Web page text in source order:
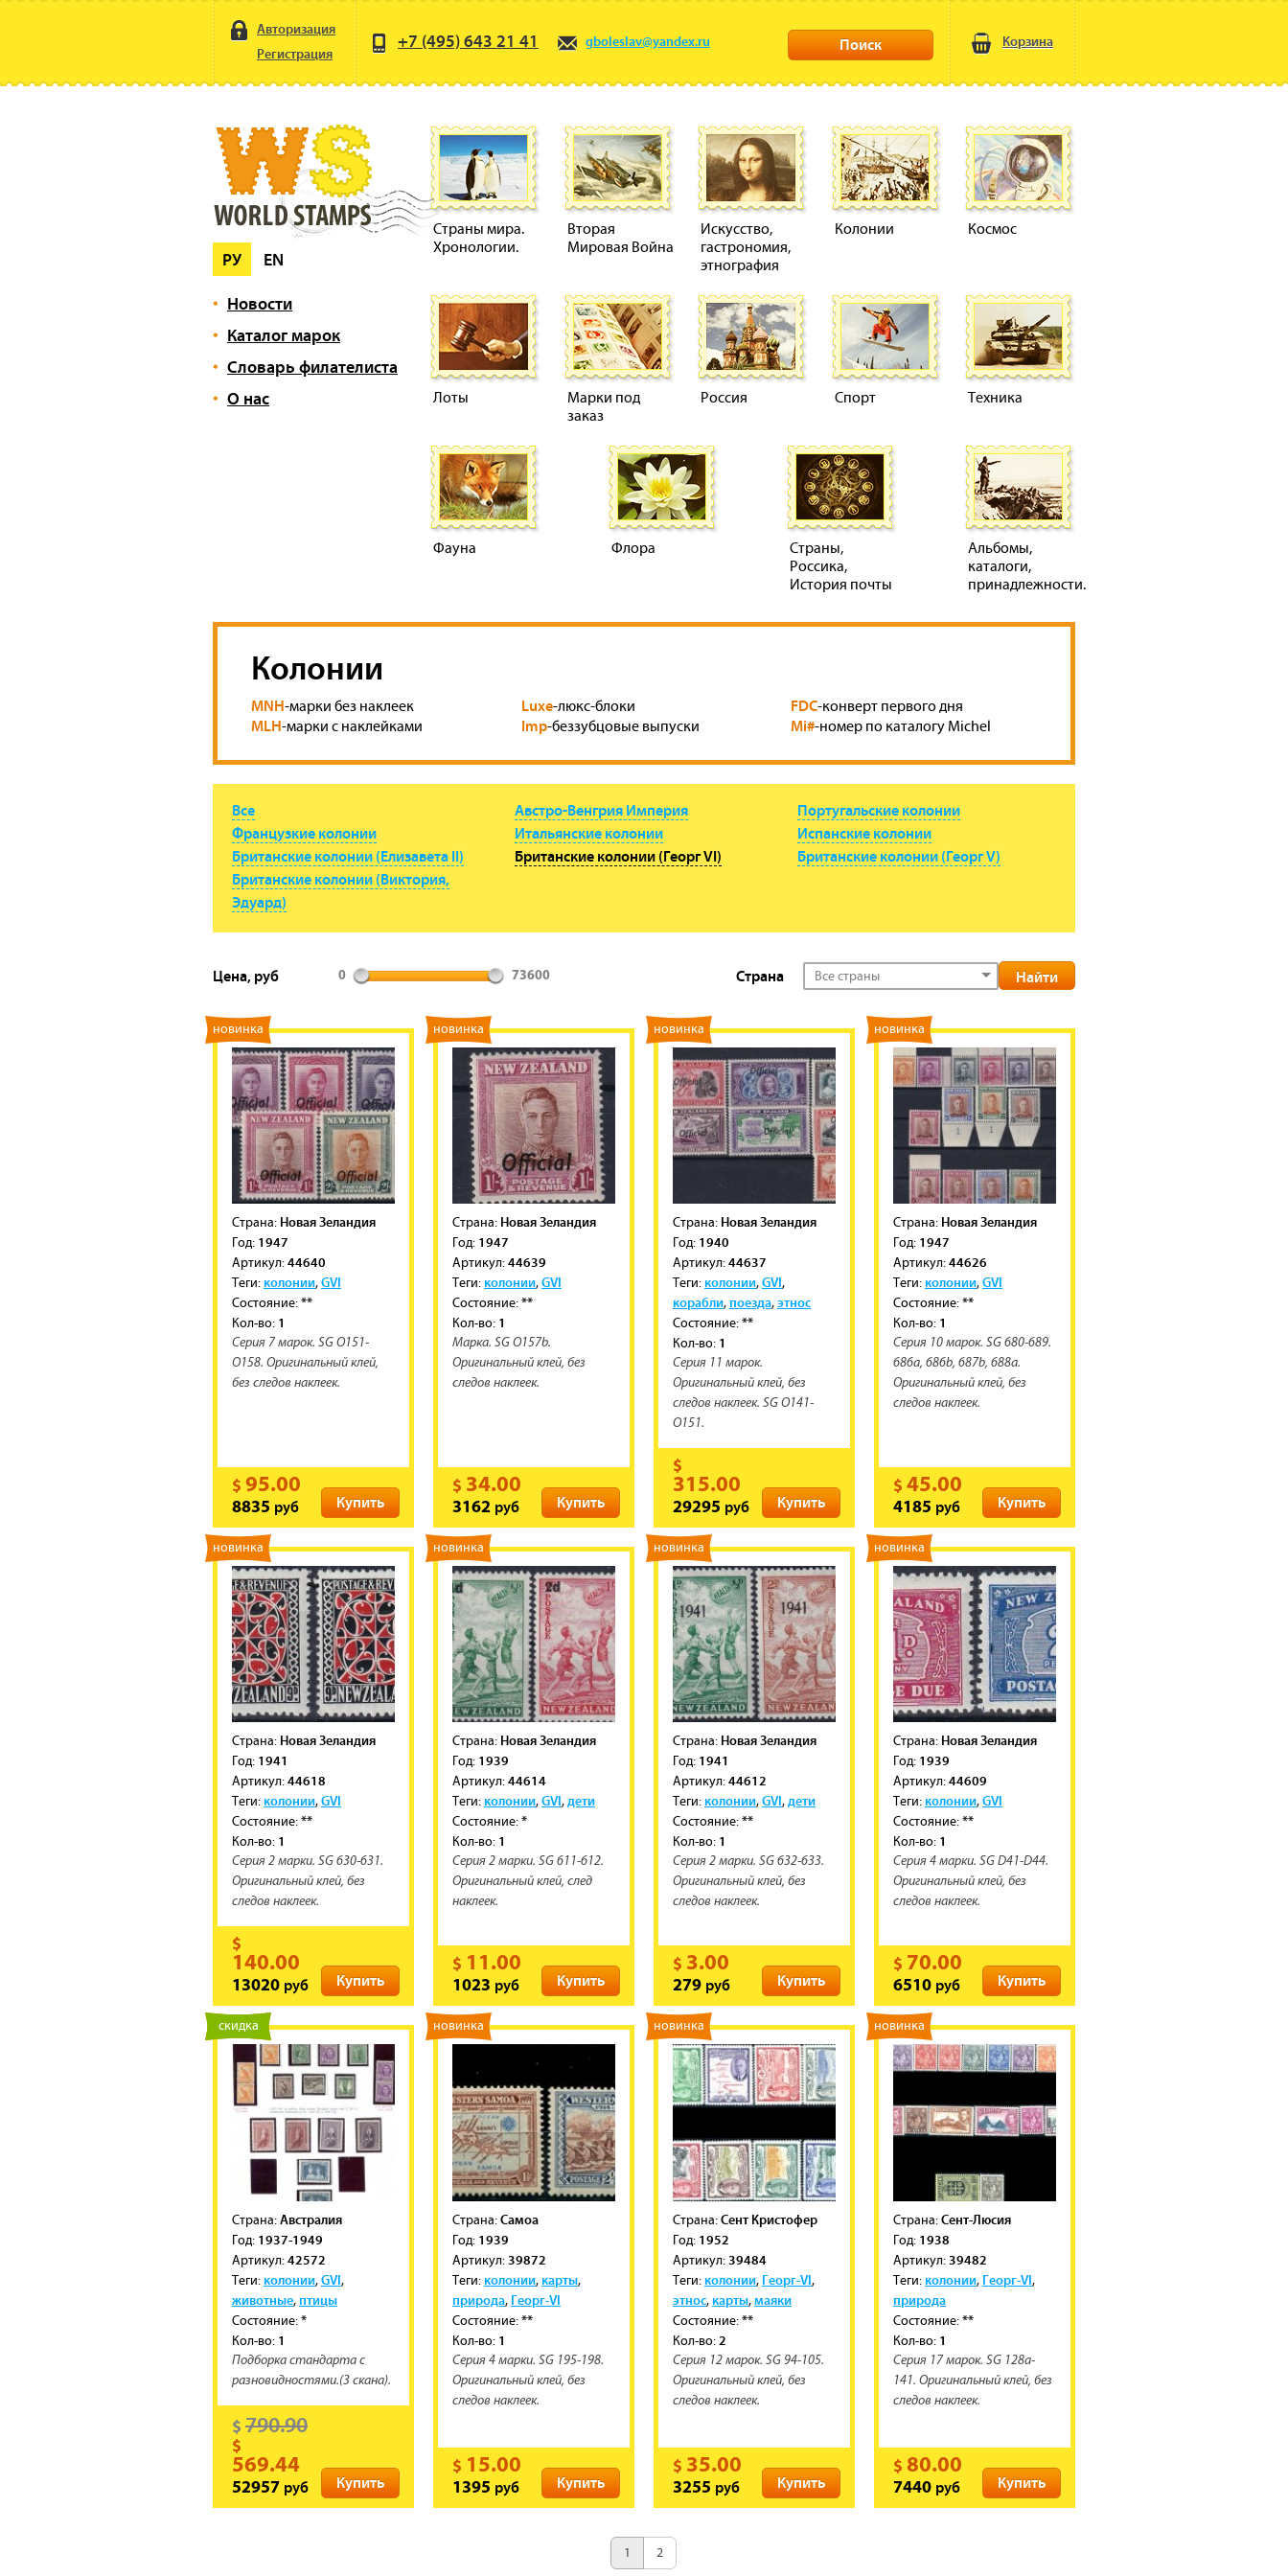
Корзина
Авторизация
Регистрация
+7 (495) 643 21 41 gboleslav@yandex.ru Поиск
РУ
EN
Новости
Каталог марок
Словарь филателиста
О нас
Страны мира.
Хронологии.
Вторая
Мировая Война
Искусство,
гастрономия,
этнография
Колонии Космос
Лоты
Марки под
заказ
Россия Спорт Техника
Фауна Флора
Страны,
Россика,
История почты
Альбомы,
каталоги,
принадлежности.
Колонии
MNH-марки без наклеек Luxe-люкс-блоки FDC-конверт первого дня
MLH-марки с наклейками Imp-беззубцовые выпуски Mi#-номер по каталогу Michel
Все Австро-Венгрия Империя
Португальские колонии
Французкие колонии
Итальянские колонии
Испанские колонии
Британские колонии (Елизавета II)
Британские колонии (Георг VI)
Британские колонии (Георг V)
Британские колонии (Виктория,
Эдуард)
Цена, руб 0 73600 Страна Все страны
новинка
Cтрана: Новая Зеландия
Год: 1947
Артикул:44640
Теги: колонии,GVI
Состояние:**
Кол-во: 1
Серия 7 марок. SG O151-
O158. Оригинальный клей,
без следов наклеек.
Купить
$ 95.00
8835 руб
новинка
Cтрана: Новая Зеландия
Год: 1947
Артикул:44639
Теги: колонии,GVI
Состояние:**
Кол-во: 1
Марка. SG O157b.
Оригинальный клей, без
следов наклеек.
Купить
$ 34.00
3162 руб
новинка
Cтрана: Новая Зеландия
Год: 1940
Артикул:44637
Теги: колонии,GVI,
корабли,поезда,этнос
Состояние:**
Кол-во: 1
Серия 11 марок.
Оригинальный клей, без
следов наклеек. SG O141-
O151.
Купить
$
315.00
29295 руб
новинка
Cтрана: Новая Зеландия
Год: 1947
Артикул:44626
Теги: колонии,GVI
Состояние:**
Кол-во: 1
Серия 10 марок. SG 680-689.
686a, 686b, 687b, 688a.
Оригинальный клей, без
следов наклеек.
Купить
$ 45.00
4185 руб
новинка
Cтрана: Новая Зеландия
Год: 1941
Артикул:44618
Теги: колонии,GVI
Состояние:**
Кол-во: 1
Серия 2 марки. SG 630-631.
Оригинальный клей, без
следов наклеек.
Купить
$
140.00
13020 руб
новинка
Cтрана: Новая Зеландия
Год: 1939
Артикул:44614
Теги: колонии,GVI,дети
Состояние:*
Кол-во: 1
Серия 2 марки. SG 611-612.
Оригинальный клей, след
наклеек.
Купить
$ 11.00
1023 руб
новинка
Cтрана: Новая Зеландия
Год: 1941
Артикул:44612
Теги: колонии,GVI,дети
Состояние:**
Кол-во: 1
Серия 2 марки. SG 632-633.
Оригинальный клей, без
следов наклеек.
Купить
$ 3.00
279 руб
новинка
Cтрана: Новая Зеландия
Год: 1939
Артикул:44609
Теги: колонии,GVI
Состояние:**
Кол-во: 1
Серия 4 марки. SG D41-D44.
Оригинальный клей, без
следов наклеек.
Купить
$ 70.00
6510 руб
новинка
скидка
Cтрана:Австралия
Год: 1937-1949
Артикул:42572
Теги: колонии,GVI,
животные,птицы
Состояние:*
Кол-во: 1
Подборка стандарта с
разновидностями.(3 скана).
Купить
$ 790.90
$
569.44
52957 руб
новинка
Cтрана:Самоа
Год: 1939
Артикул: 39872
Теги: колонии, карты,
природа, Георг-VI
Состояние:**
Кол-во: 1
Серия 4 марки. SG 195-198.
Оригинальный клей, без
следов наклеек.
Купить
$ 15.00
1395 руб
новинка
Cтрана:Сент Кристофер
Год: 1952
Артикул: 39484
Теги: колонии, Георг-VI,
этнос, карты,маяки
Состояние:**
Кол-во: 2
Серия 12 марок. SG 94-105.
Оригинальный клей, без
следов наклеек.
Купить
$ 35.00
3255 руб
новинка
Cтрана:Сент-Люсия
Год: 1938
Артикул: 39482
Теги: колонии, Георг-VI,
природа
Состояние:**
Кол-во: 1
Серия 17 марок. SG 128a-
141. Оригинальный клей, без
следов наклеек.
Купить
$ 80.00
7440 руб
1 2